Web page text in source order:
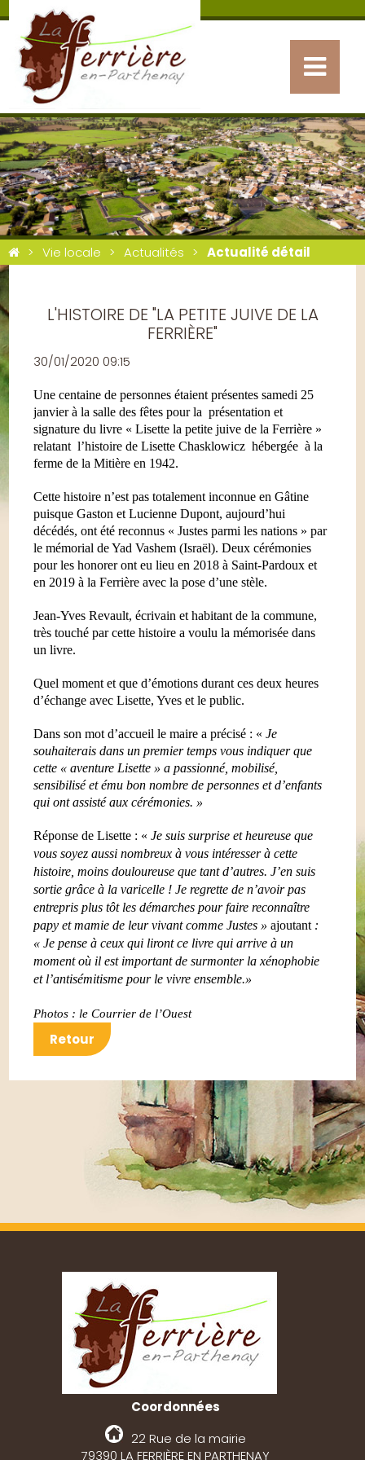
Vie locale Actualités Actualité détail
L'HISTOIRE DE "LA PETITE JUIVE DE LA
FERRIÈRE"
30/01/2020 09:15
Une centaine de personnes étaient présentes samedi 25
janvier à la salle des fêtes pour laprésentation et
signature du livre « Lisette la petite juive de la Ferrière »
relatantl’histoire de Lisette Chasklowicz hébergée à la
ferme de la Mitière en 1942.
Cette histoire n’est pas totalement inconnue en Gâtine
puisque Gaston et Lucienne Dupont, aujourd’hui
décédés, ont été reconnus « Justes parmi les nations » par
le mémorial de Yad Vashem (Israël). Deux cérémonies
pour les honorer ont eu lieu en 2018 à Saint-Pardoux et
en 2019 à la Ferrière avec la pose d’une stèle.
Jean-Yves Revault, écrivain et habitant de la commune,
très touché par cette histoire a voulula mémorisée dans
un livre.
Quel moment et que d’émotions durant ces deux heures
d’échange avec Lisette, Yves et le public.
Dans son mot d’accueil le maire a précisé : «Je
souhaiterais dans un premier temps vous indiquer que
cette « aventure Lisette » a passionné, mobilisé,
sensibilisé et ému bon nombre de personnes et d’enfants
qui ont assisté aux cérémonies. »
Réponse de Lisette : «Je suis surprise et heureuse que
vous soyez aussi nombreux à vous intéresser à cette
histoire, moins douloureuse que tant d’autres. J’en suis
sortie grâce à la varicelle ! Je regrette de n’avoir pas
entrepris plus tôt les démarches pour faire reconnaître
papy et mamie de leur vivant comme Justes »ajoutant :
« Je pense à ceux qui liront ce livre qui arrive à un
moment où il est important de surmonter la xénophobie
et l’antisémitisme pour le vivre ensemble.»
Photos : le Courrier de l’Ouest
Retour
Coordonnées
22 Rue de la mairie
79390 LA FERRIÈRE EN PARTHENAY